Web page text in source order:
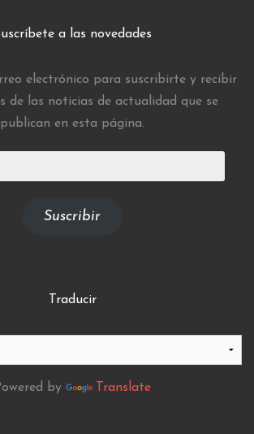
a las novedades
electrónico para suscribirte y recibir
de las noticias de actualidad que se
publican en esta página.
Suscribir
Traducir
by Translate